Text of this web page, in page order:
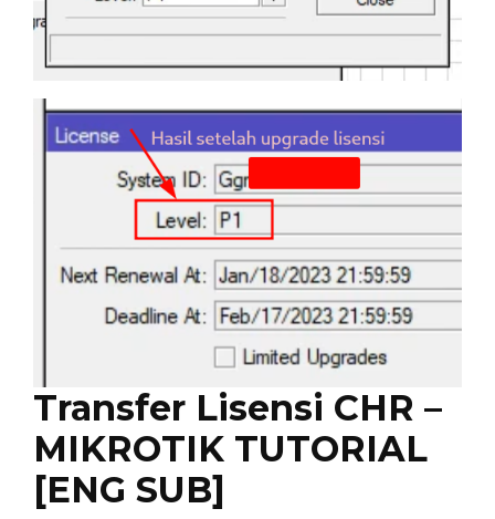
Transfer Lisensi CHR –
MIKROTIK TUTORIAL
[ENG SUB]